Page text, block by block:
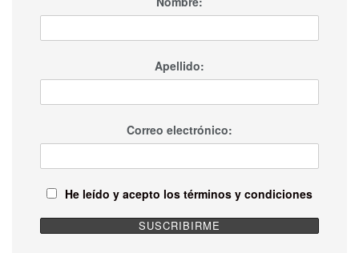
Apellido:
Correo electrónico:
He leído y acepto los términos y condiciones